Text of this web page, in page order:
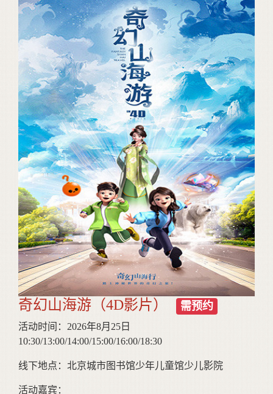
奇幻山海游（4D影片） 需预约
活动时间：2026年8月25日
10:30/13:00/14:00/15:00/16:00/18:30
线下地点：北京城市图书馆少年儿童馆少儿影院
活动嘉宾：